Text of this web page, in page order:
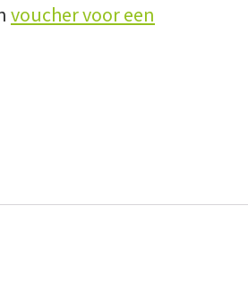
voucher voor een